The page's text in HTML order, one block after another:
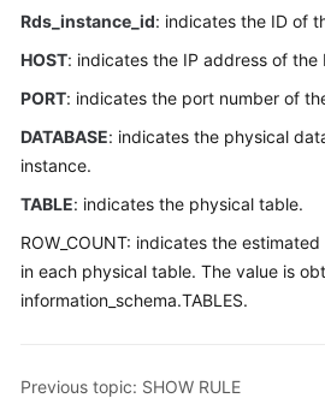
Started
User
API
Reference
SDK
Reference
Rds_instance_id: indicates the ID of
HOST: indicates the IP address of the
PORT: indicates the port number of
DATABASE: indicates the physical
instance.
TABLE: indicates the physical table.
ROW_COUNT: indicates the
in each physical table. The value is
information_schema.TABLES.
Previous topic: SHOW RULE